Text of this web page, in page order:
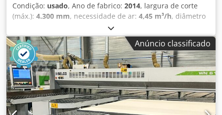
Condição: usado, Ano de fabrico: 2014, largura de corte
(máx.): 4.300 mm, necessidade de ar: 4,45 m³/h, diâmetro
, DETALHES TÉCNICOS Comprimento útil
de corte: 4.400 mm Comprimento do carro de corte: 4.300
mm Altura de trabalho: 890 mm Altura de corte: 80 mm
Altura de corte da serra principal: 80 mm Abertura das
garras: 75 mm Fechamento das garras: 1 mm Número de
garras: 5 unidades Posições de fixação: 68 – 368 – 1.168 –
2.168 – 3.168 – 4.168 mm Espessura mínima do pacote
para o carro de corte lateral: 12 mm Tecnologia da serra
Motor da serra principal: 13,2 kW / 50 Hz Motor da serra
Anúncio classificado